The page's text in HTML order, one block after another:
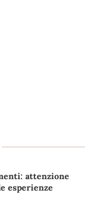
attenzione
esperienze